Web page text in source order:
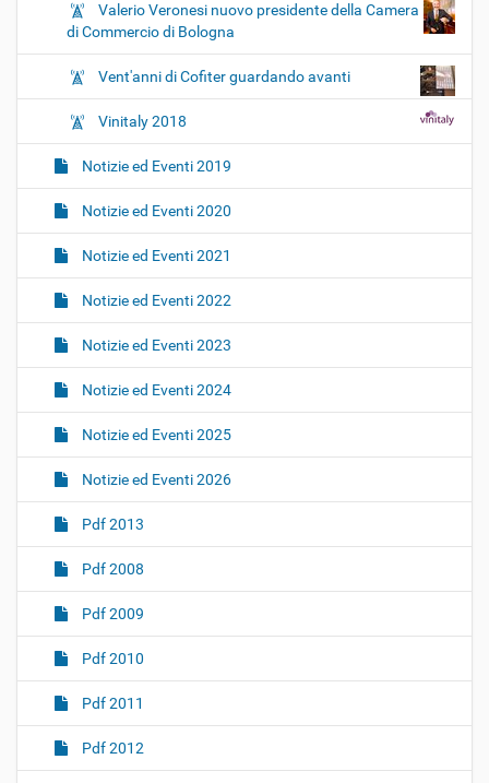
Valerio Veronesi nuovo presidente della Camera
di Commercio di Bologna
Vent'anni di Cofiter guardando avanti
Vinitaly 2018
Notizie ed Eventi 2019
Notizie ed Eventi 2020
Notizie ed Eventi 2021
Notizie ed Eventi 2022
Notizie ed Eventi 2023
Notizie ed Eventi 2024
Notizie ed Eventi 2025
Notizie ed Eventi 2026
Pdf 2013
Pdf 2008
Pdf 2009
Pdf 2010
Pdf 2011
Pdf 2012